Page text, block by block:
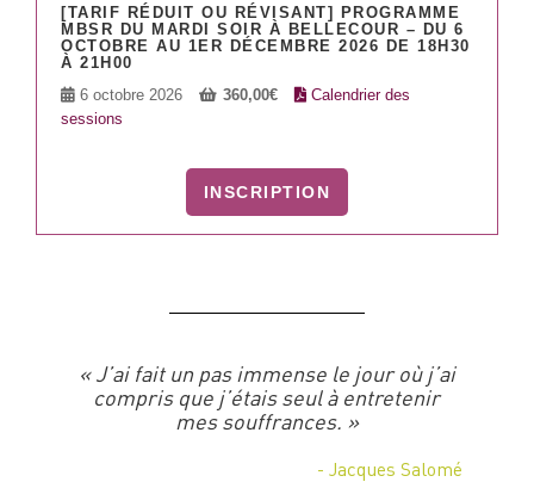
[TARIF RÉDUIT OU RÉVISANT] PROGRAMME
MBSR DU MARDI SOIR À BELLECOUR – DU 6
OCTOBRE AU 1ER DÉCEMBRE 2026 DE 18H30
À 21H00
6 octobre 2026
360,00€
Calendrier des
sessions
INSCRIPTION
« J’ai fait un pas immense le jour où j’ai
compris que j’étais seul à entretenir
mes souffrances. »
- Jacques Salomé